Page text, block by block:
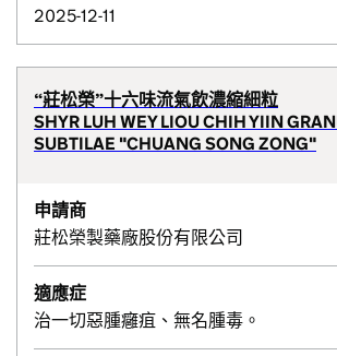
2025-12-11
“莊松榮”十六味流氣飲濃縮細粒
SHYR LUH WEY LIOU CHIH YIIN
SUBTILAE "CHUANG SONG ZONG"
申請商
莊松榮製藥廠股份有限公司
適應症
治一切惡腫癰疽、無名腫毒。